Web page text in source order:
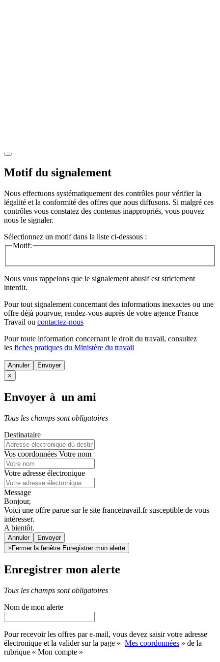
Motif du signalement
Nous effectuons systématiquement des contrôles pour vérifier la
légalité et la conformité des offres que nous diffusons. Si malgré ces
contrôles vous constatez des contenus inappropriés, vous pouvez
nous le signaler.
Sélectionnez un motif dans la liste ci-dessous :
Motif:
Nous vous rappelons que le signalement abusif est strictement
interdit.
Pour tout signalement concernant des informations inexactes ou une
offre déjà pourvue, rendez-vous auprès de votre agence France
Travail ou contactez-nous
Pour toute information concernant le droit du travail, consultez
les fiches pratiques du Ministère du travail
Annuler
×
Envoyer à un ami
Tous les champs sont obligatoires
Destinataire
Vos coordonnées Votre nom
Votre adresse électronique
Message
Bonjour,
Voici une offre parue sur le site francetravail.fr susceptible de vous
intéresser.
A bientôt.
Annuler
× Fermer la fenêtre Enregistrer mon alerte
Enregistrer mon alerte
Tous les champs sont obligatoires
Nom de mon alerte
Pour recevoir les offres par e-mail, vous devez saisir votre adresse
électronique et la valider sur la page « Mes coordonnées » de la
rubrique « Mon compte »